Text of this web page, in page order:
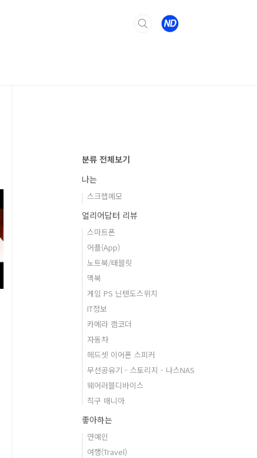
분류 전체보기
나는
스크랩메모
얼리어답터 리뷰
스마트폰
어플(App)
노트북/태블릿
맥북
게임 PS 닌텐도스위치
IT정보
카메라 캠코더
자동차
헤드셋 이어폰 스피커
무선공유기 - 스토리지 - 나스NAS
웨어러블디바이스
직구 매니아
좋아하는
연예인
여행(Travel)